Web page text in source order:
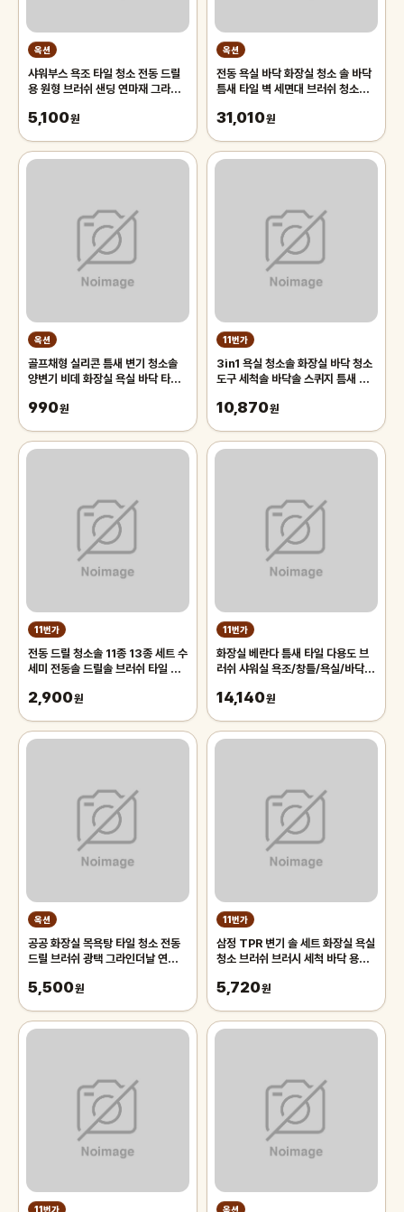
옥션
샤워부스 욕조 타일 청소 전동 드릴
용 원형 브러쉬 샌딩 연마재 그라인
5,100원
옥션
전동 욕실 바닥 화장실 청소 솔 바닥
틈새 타일 벽 세면대 브러쉬 청소도
31,010원
옥션
골프채형 실리콘 틈새 변기 청소솔
양변기 비데 화장실 욕실 바닥 타일
990원
11번가
3in1 욕실 청소솔 화장실 바닥 청소
도구 세척솔 바닥솔 스퀴지 틈새 브
10,870원
11번가
전동 드릴 청소솔 11종 13종 세트 수
세미 전동솔 드릴솔 브러쉬 타일 화
2,900원
11번가
화장실 베란다 틈새 타일 다용도 브
러쉬 샤워실 욕조/창틀/욕실/바닥/
14,140원
옥션
공공 화장실 목욕탕 타일 청소 전동
드릴 브러쉬 광택 그라인더날 연마재
5,500원
11번가
삼정 TPR 변기 솔 세트 화장실 욕실
청소 브러쉬 브러시 세척 바닥 용품
5,720원
11번가 옥션